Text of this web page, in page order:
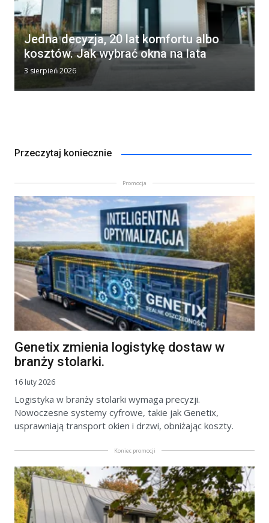
Jedna decyzja, 20 lat komfortu albo
kosztów. Jak wybrać okna na lata
3 sierpień 2026
Przeczytaj koniecznie
Promocja
Genetix zmienia logistykę dostaw w
branży stolarki.
16 luty 2026
Logistyka w branży stolarki wymaga precyzji.
Nowoczesne systemy cyfrowe, takie jak Genetix,
usprawniają transport okien i drzwi, obniżając koszty.
Koniec promocji